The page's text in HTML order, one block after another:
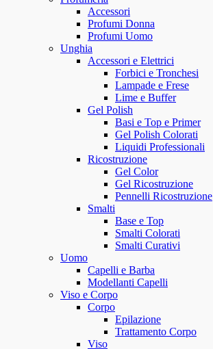
Accessori
Profumi Donna
Profumi Uomo
Unghia
Accessori e Elettrici
Forbici e Tronchesi
Lampade e Frese
Lime e Buffer
Gel Polish
Basi e Top e Primer
Gel Polish Colorati
Liquidi Professionali
Ricostruzione
Gel Color
Gel Ricostruzione
Pennelli Ricostruzione
Smalti
Base e Top
Smalti Colorati
Smalti Curativi
Uomo
Capelli e Barba
Modellanti Capelli
Viso e Corpo
Corpo
Epilazione
Trattamento Corpo
Viso